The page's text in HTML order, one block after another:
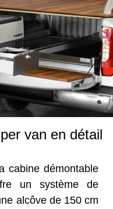
van en détail
cabine démontable
un système de
alcôve de 150 cm